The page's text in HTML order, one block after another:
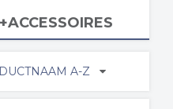
A-Z